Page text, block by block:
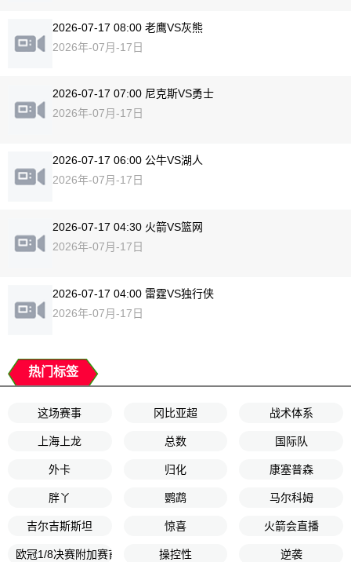
2026-07-17 08:00 老鹰VS灰熊
2026年-07月-17日
2026-07-17 07:00 尼克斯VS勇士
2026年-07月-17日
2026-07-17 06:00 公牛VS湖人
2026年-07月-17日
2026-07-17 04:30 火箭VS篮网
2026年-07月-17日
2026-07-17 04:00 雷霆VS独行侠
2026年-07月-17日
热门标签
这场赛事 冈比亚超 战术体系
上海上龙 总数 国际队
外卡 归化 康塞普森
胖丫 鹦鹉 马尔科姆
吉尔吉斯斯坦 惊喜 火箭会直播
欧冠1/8决赛附加赛首回合 操控性 逆袭